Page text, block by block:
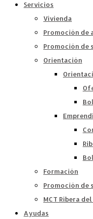
Servicios
Vivienda
Promoción de
Promoción de
Orientación
Formación
Promoción de
MCT Ribera
Ayudas